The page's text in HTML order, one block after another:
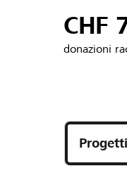
CHF
donazioni
i
progetti
e
Progetti